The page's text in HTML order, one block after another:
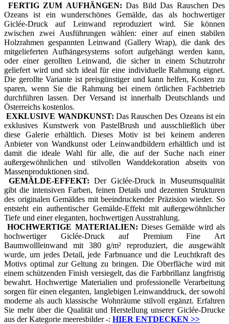
FERTIG ZUM AUFHÄNGEN: Das Bild Das Rauschen Des
Ozeans ist ein wunderschönes Gemälde, das als hochwertiger
Giclée-Druck auf Leinwand reproduziert wird. Sie können
zwischen zwei Ausführungen wählen: einer auf einen stabilen
Holzrahmen gespannten Leinwand (Gallery Wrap), die dank des
mitgelieferten Aufhängesystems sofort aufgehängt werden kann,
oder einer gerollten Leinwand, die sicher in einem Schutzrohr
geliefert wird und sich ideal für eine individuelle Rahmung eignet.
Die gerollte Variante ist preisgünstiger und kann helfen, Kosten zu
sparen, wenn Sie die Rahmung bei einem örtlichen Fachbetrieb
durchführen lassen. Der Versand ist innerhalb Deutschlands und
Österreichs kostenlos.
EXKLUSIVE WANDKUNST: Das Rauschen Des Ozeans ist ein
exklusives Kunstwerk von PastelBrush und ausschließlich über
diese Galerie erhältlich. Dieses Motiv ist bei keinem anderen
Anbieter von Wandkunst oder Leinwandbildern erhältlich und ist
damit die ideale Wahl für alle, die auf der Suche nach einer
außergewöhnlichen und stilvollen Wanddekoration abseits von
Massenproduktionen sind.
GEMÄLDE-EFFEKT: Der Giclée-Druck in Museumsqualität
gibt die intensiven Farben, feinen Details und dezenten Strukturen
des originalen Gemäldes mit beeindruckender Präzision wieder. So
entsteht ein authentischer Gemälde-Effekt mit außergewöhnlicher
Tiefe und einer eleganten, hochwertigen Ausstrahlung.
HOCHWERTIGE MATERIALIEN: Dieses Gemälde wird als
hochwertiger Giclée-Druck auf Premium Fine Art
Baumwollleinwand mit 380 g/m² reproduziert, die ausgewählt
wurde, um jedes Detail, jede Farbnuance und die Leuchtkraft des
Motivs optimal zur Geltung zu bringen. Die Oberfläche wird mit
einem schützenden Finish versiegelt, das die Farbbrillanz langfristig
bewahrt. Hochwertige Materialien und professionelle Verarbeitung
sorgen für einen eleganten, langlebigen Leinwanddruck, der sowohl
moderne als auch klassische Wohnräume stilvoll ergänzt. Erfahren
Sie mehr über die Qualität und Herstellung unserer Giclée-Drucke
aus der Kategorie meeresbilder -: HIER ENTDECKEN >>